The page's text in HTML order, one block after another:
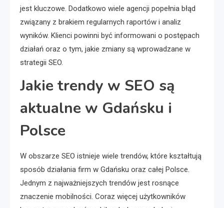
jest kluczowe. Dodatkowo wiele agencji popełnia błąd
związany z brakiem regularnych raportów i analiz
wyników. Klienci powinni być informowani o postępach
działań oraz o tym, jakie zmiany są wprowadzane w
strategii SEO.
Jakie trendy w SEO są
aktualne w Gdańsku i
Polsce
W obszarze SEO istnieje wiele trendów, które kształtują
sposób działania firm w Gdańsku oraz całej Polsce.
Jednym z najważniejszych trendów jest rosnące
znaczenie mobilności. Coraz więcej użytkowników